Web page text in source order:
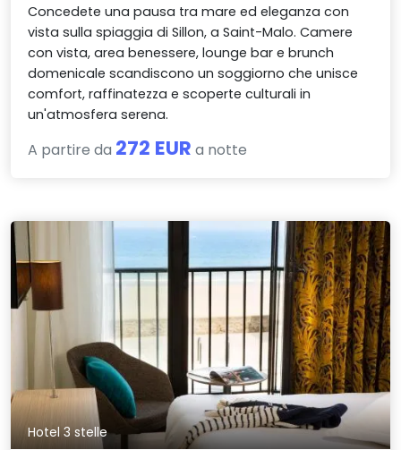
Concedete una pausa tra mare ed eleganza con
vista sulla spiaggia di Sillon, a Saint-Malo. Camere
con vista, area benessere, lounge bar e brunch
domenicale scandiscono un soggiorno che unisce
comfort, raffinatezza e scoperte culturali in
un'atmosfera serena.
A partire da 272 EUR a notte
Hotel 3 stelle